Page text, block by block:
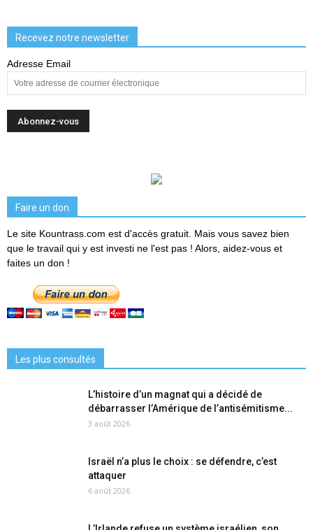
Recevez notre newsletter
Adresse Email
Faire un don
Le site Kountrass.com est d'accès gratuit. Mais vous savez bien
que le travail qui y est investi ne l'est pas ! Alors, aidez-vous et
faites un don !
Les plus consultés
L’histoire d’un magnat qui a décidé de
débarrasser l’Amérique de l’antisémitisme...
3 août 2026
Israël n’a plus le choix : se défendre, c’est
attaquer
6 août 2026